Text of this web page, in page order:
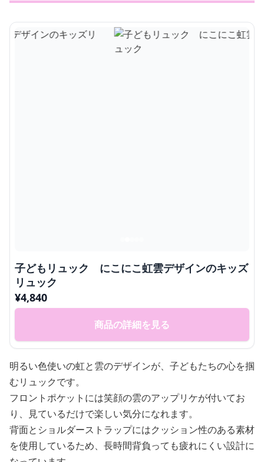
子どもリュック にこにこ虹雲デザインのキッズ
リュック
¥4,840
商品の詳細を見る
明るい色使いの虹と雲のデザインが、子どもたちの心を掴
むリュックです。
フロントポケットには笑顔の雲のアップリケが付いてお
り、見ているだけで楽しい気分になれます。
背面とショルダーストラップにはクッション性のある素材
を使用しているため、長時間背負っても疲れにくい設計に